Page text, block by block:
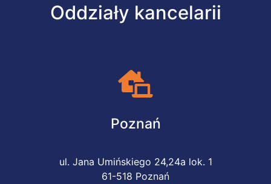
Oddziały kancelarii
Poznań
ul. Jana Umińskiego 24,24a lok. 1
61-518 Poznań